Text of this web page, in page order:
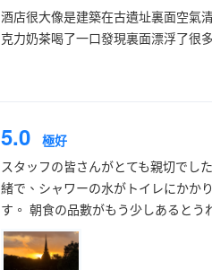
酒店很大像是建築在古遺址裏面空氣
克力奶茶喝了一口發現裏面漂浮了很
5.0 極好
スタッフの皆さんがとても親切でし
緒で、シャワーの水がトイレにかか
す。 朝食の品數がもう少しあるとう